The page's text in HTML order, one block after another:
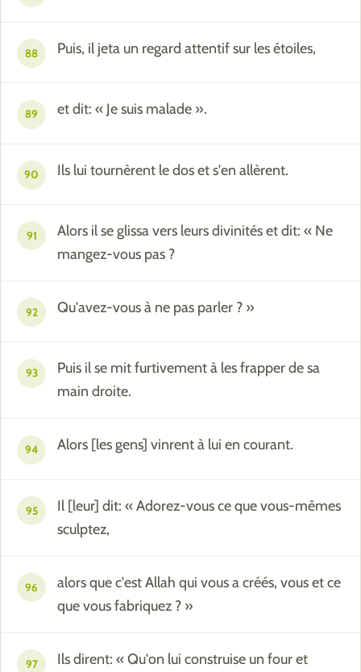
88 Puis, il jeta un regard attentif sur les étoiles,
89 et dit: « Je suis malade ».
90 Ils lui tournèrent le dos et s'en allèrent.
91
Alors il se glissa vers leurs divinités et dit: « Ne
mangez-vous pas ?
92 Qu'avez-vous à ne pas parler ? »
93
Puis il se mit furtivement à les frapper de sa
main droite.
94 Alors [les gens] vinrent à lui en courant.
95
Il [leur] dit: « Adorez-vous ce que vous-mêmes
sculptez,
96
alors que c'est Allah qui vous a créés, vous et ce
que vous fabriquez ? »
97
Ils dirent: « Qu'on lui construise un four et